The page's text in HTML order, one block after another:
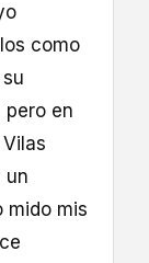
como
pero en
un
mido mis